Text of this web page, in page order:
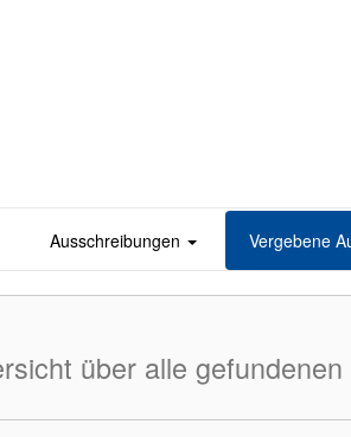
Ausschreibungen Vergebene
über alle